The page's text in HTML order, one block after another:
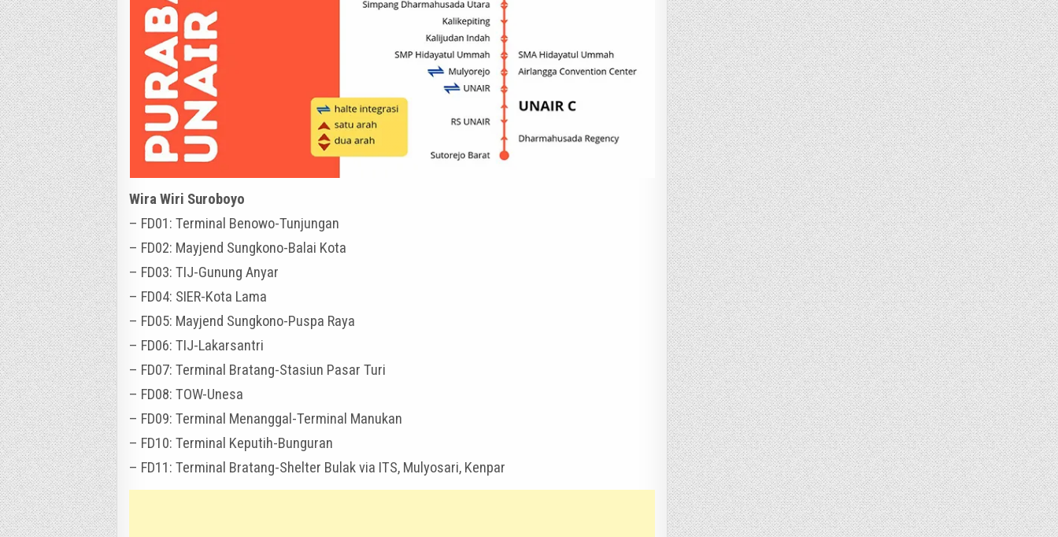
Wira Wiri Suroboyo
– FD01: Terminal Benowo-Tunjungan
– FD02: Mayjend Sungkono-Balai Kota
– FD03: TIJ-Gunung Anyar
– FD04: SIER-Kota Lama
– FD05: Mayjend Sungkono-Puspa Raya
– FD06: TIJ-Lakarsantri
– FD07: Terminal Bratang-Stasiun Pasar Turi
– FD08: TOW-Unesa
– FD09: Terminal Menanggal-Terminal Manukan
– FD10: Terminal Keputih-Bunguran
– FD11: Terminal Bratang-Shelter Bulak via ITS, Mulyosari, Kenpar